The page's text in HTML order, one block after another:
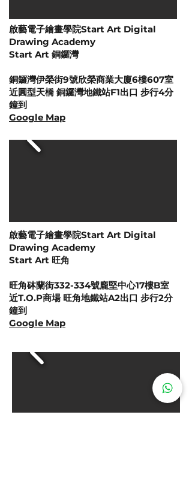
啟藝電子繪畫學院Start Art Digital
Drawing Academy
Start Art 銅鑼灣
銅鑼灣伊榮街9號欣榮商業大廈6樓607室
近圓型天橋 銅鑼灣地鐵站F1出口 步行4分
鐘到
​Google Map
啟藝電子繪畫學院Start Art Digital
Drawing Academy
Start Art 旺角
旺角砵蘭街332-334號龐堅中心17樓B室
近T.O.P商場 旺角地鐵站A2出口 步行2分
鐘到
Google Map